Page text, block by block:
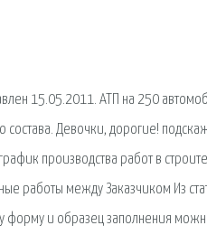
15.05.2011. АТП на 250
Девочки, дорогие!
производства работ в
работы между Заказчиком Из
и образец заполнения